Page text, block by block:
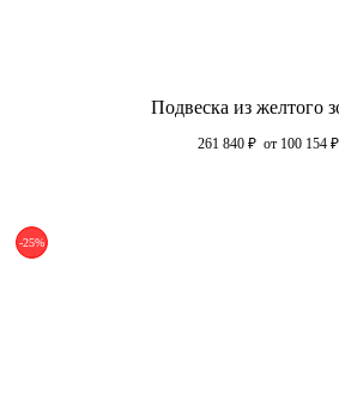
Подвеска из желтого
261 840 ₽ от 100 154 ₽
-25%